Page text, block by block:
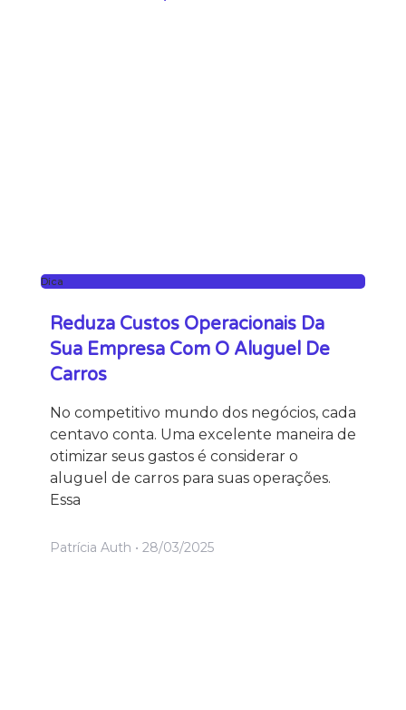
Dica
Reduza Custos Operacionais Da
Sua Empresa Com O Aluguel De
Carros
No competitivo mundo dos negócios, cada
centavo conta. Uma excelente maneira de
otimizar seus gastos é considerar o
aluguel de carros para suas operações.
Essa
Patrícia Auth 28/03/2025